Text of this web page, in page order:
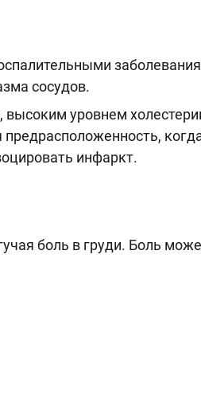
сосудов.
высоким уровнем
инфаркт.
боль в груди. Боль